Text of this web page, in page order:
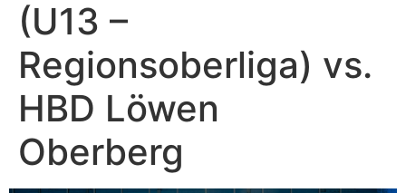
(U13 –
Regionsoberliga) vs.
HBD Löwen
Oberberg